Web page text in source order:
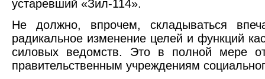
устаревший «Зил-114».
Не должно, впрочем, складываться
радикальное изменение целей и функций
силовых ведомств. Это в полной мере
правительственным учреждениям